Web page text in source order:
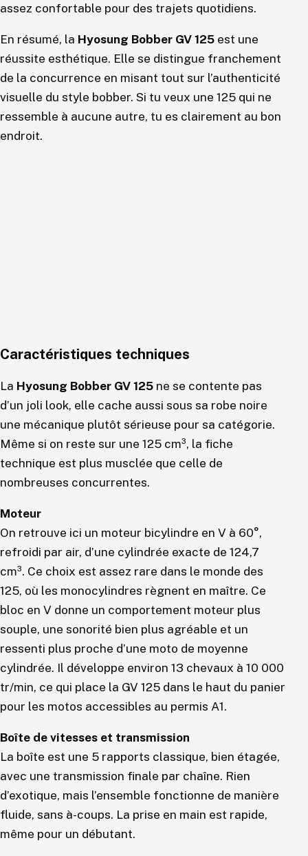
assez confortable pour des trajets quotidiens.
En résumé, la Hyosung Bobber GV 125 est une
réussite esthétique. Elle se distingue franchement
de la concurrence en misant tout sur l’authenticité
visuelle du style bobber. Si tu veux une 125 qui ne
ressemble à aucune autre, tu es clairement au bon
endroit.
Caractéristiques techniques
La Hyosung Bobber GV 125 ne se contente pas
d’un joli look, elle cache aussi sous sa robe noire
une mécanique plutôt sérieuse pour sa catégorie.
Même si on reste sur une 125 cm³, la fiche
technique est plus musclée que celle de
nombreuses concurrentes.
Moteur
On retrouve ici un moteur bicylindre en V à 60°,
refroidi par air, d’une cylindrée exacte de 124,7
cm³. Ce choix est assez rare dans le monde des
125, où les monocylindres règnent en maître. Ce
bloc en V donne un comportement moteur plus
souple, une sonorité bien plus agréable et un
ressenti plus proche d’une moto de moyenne
cylindrée. Il développe environ 13 chevaux à 10 000
tr/min, ce qui place la GV 125 dans le haut du panier
pour les motos accessibles au permis A1.
Boîte de vitesses et transmission
La boîte est une 5 rapports classique, bien étagée,
avec une transmission finale par chaîne. Rien
d’exotique, mais l’ensemble fonctionne de manière
fluide, sans à-coups. La prise en main est rapide,
même pour un débutant.